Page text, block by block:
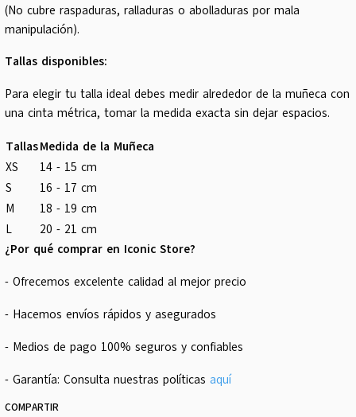
(No cubre raspaduras, ralladuras o abolladuras por mala
manipulación).
Tallas disponibles:
Para elegir tu talla ideal debes medir alrededor de la muñeca con
una cinta métrica, tomar la medida exacta sin dejar espacios.
TallasMedida de la Muñeca
XS
14 - 15 cm
S
16 - 17 cm
M
18 - 19 cm
L
20 - 21 cm
¿Por qué comprar en Iconic Store?
- Ofrecemos excelente calidad al mejor precio
- Hacemos envíos rápidos y asegurados
- Medios de pago 100% seguros y confiables
- Garantía: Consulta nuestras políticas aquí
COMPARTIR